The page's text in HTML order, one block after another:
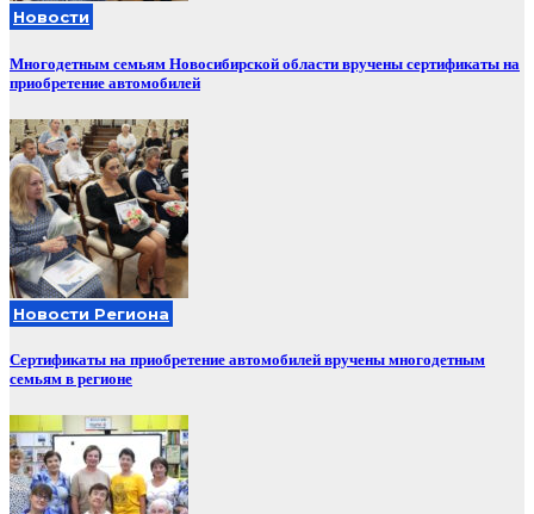
Новости
Многодетным семьям Новосибирской области вручены сертификаты на
приобретение автомобилей
Новости Региона
Сертификаты на приобретение автомобилей вручены многодетным
семьям в регионе